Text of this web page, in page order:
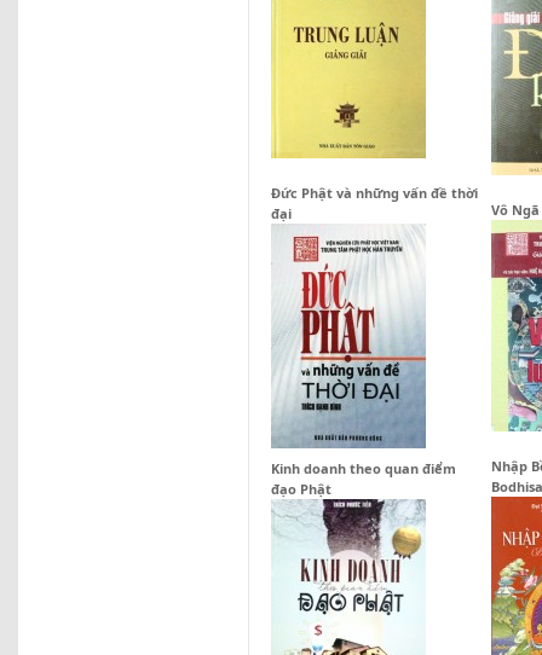
Đức Phật và những vấn đề thời
đại
Vô
Kinh doanh theo quan điểm
đạo Phật
Nhập